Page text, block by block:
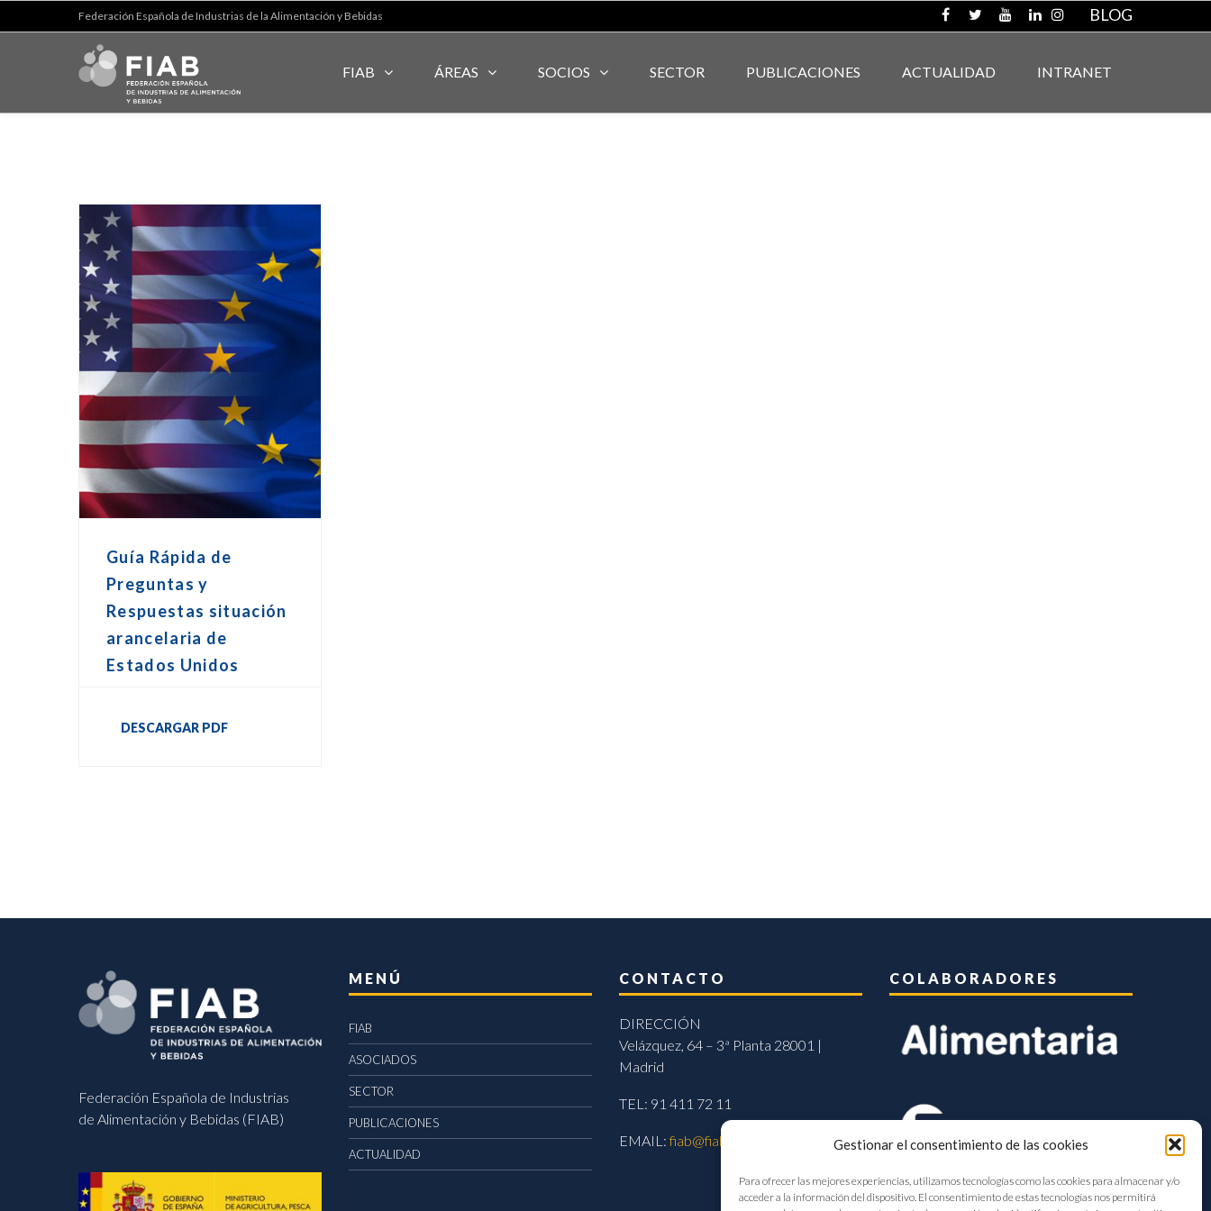
Gestionar el consentimiento de las cookies
Para ofrecer las mejores experiencias, utilizamos tecnologías como las cookies para almacenar y/o
acceder a la información del dispositivo. El consentimiento de estas tecnologías nos permitirá
Federación Española de Industrias de la Alimentación y Bebidas BLOG
FIAB ÁREAS SOCIOS SECTOR PUBLICACIONES ACTUALIDAD INTRANET
Guía Rápida de
Preguntas y
Respuestas situación
arancelaria de
Estados Unidos
DESCARGAR PDF
Federación Española de Industrias
de Alimentación y Bebidas (FIAB)
MENÚ
FIAB
ASOCIADOS
SECTOR
PUBLICACIONES
ACTUALIDAD
CONTACTO
DIRECCIÓN
Velázquez, 64 – 3ª Planta 28001 |
Madrid
TEL: 91 411 72 11
EMAIL:fiab@fiab.es
COLABORADORES